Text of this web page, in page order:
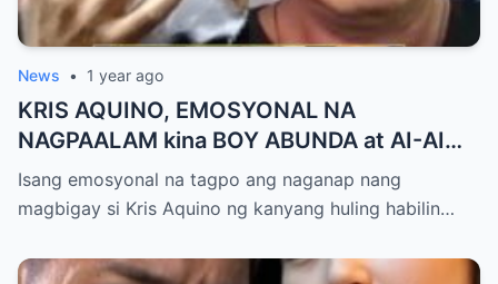
News • 1 year ago
KRIS AQUINO, EMOSYONAL NA
NAGPAALAM kina BOY ABUNDA at AI-AI
DELAS ALAS! Huling Habilin ng Queen of
All Media, NAGPAIYAK sa Buong Bayan —
Pagpapatawad, Isiniwalat na!
Isang emosyonal na tagpo ang naganap nang
magbigay si Kris Aquino ng kanyang huling habilin…